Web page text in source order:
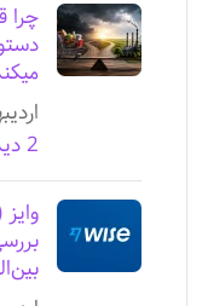
چرا
2 دیدگاه